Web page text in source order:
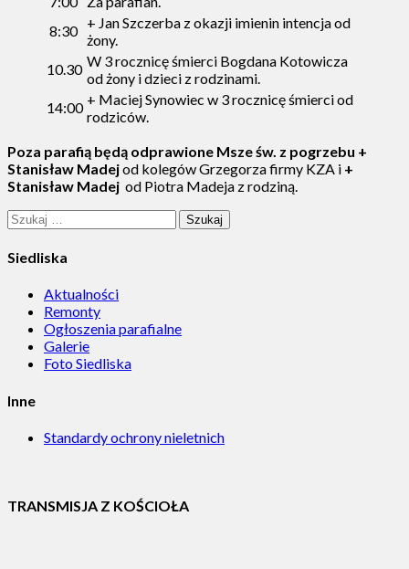
8:30 + Jan Szczerba z okazji imienin intencja od
żony.
10.30 W 3 rocznicę śmierci Bogdana Kotowicza
od żony i dzieci z rodzinami.
14:00 + Maciej Synowiec w 3 rocznicę śmierci od
rodziców.
Poza parafią będą odprawione Msze św. z pogrzebu +
Stanisław Madejod kolegów Grzegorza firmy KZA i +
Stanisław Madej od Piotra Madeja z rodziną.
Szukaj:
Siedliska
Aktualności
Remonty
Ogłoszenia parafialne
Galerie
Foto Siedliska
Inne
Standardy ochrony nieletnich
TRANSMISJA Z KOŚCIOŁA